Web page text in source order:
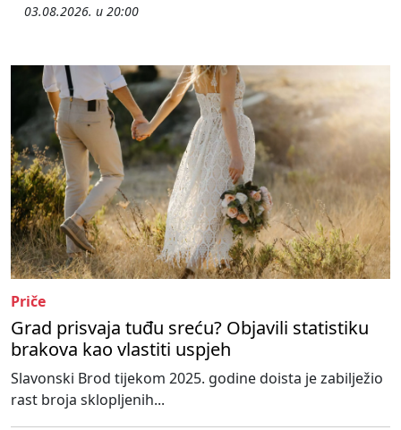
03.08.2026. u 20:00
Priče
Grad prisvaja tuđu sreću? Objavili statistiku
brakova kao vlastiti uspjeh
Slavonski Brod tijekom 2025. godine doista je zabilježio
rast broja sklopljenih...